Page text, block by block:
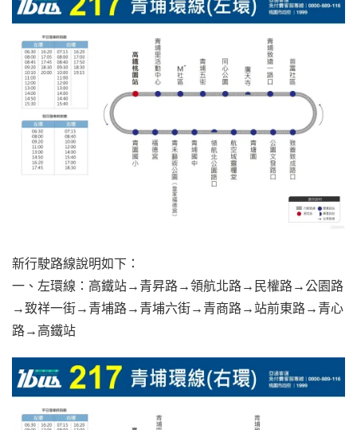
新行駛路線說明如下：
一、左環線：高鐵站→青昇路→領航北路→民權路→公園路
→致祥一街→青埔路→青埔六街→青商路→站前東路→青心
路→高鐵站